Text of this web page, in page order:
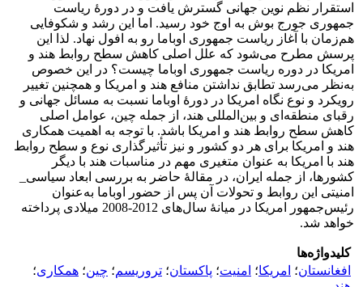
استقرار نظم نوین جهانی گسترش یافت و در دورۀ ریاست
جمهوری جورج بوش به اوج خود رسید. اما این رشد و شکوفایی
هم‌زمان با آغاز ریاست جمهوری اوباما رو به افول نهاد. لذا این
پرسش مطرح می‌شود که علل اصلی کاهش سطح روابط هند و
امریکا در دوره ریاست جمهوری اوباما چیست؟ در این خصوص
به‌نظر می‌رسد تطابق نداشتن منافع هند و امریکا و همچنین تغییر
رویکرد و نوع نگاه امریکا در دورۀ اوباما نسبت به مسائل جهانی و
رقبای منطقه‌ای و بین‌المللی هند، از جمله چین، عوامل اصلی
کاهش سطح روابط هند و امریکا باشد. با توجه به اهمیت همکاری
هند و امریکا برای هر دو کشور و نیز تأثیرگذاری نوع و سطح روابط
هند با امریکا به عنوان متغیری مهم در مناسبات هند با دیگر
کشورها، از جمله ایران، در مقالۀ حاضر به بررسی ابعاد سیاسی_
امنیتی این روابط و تحولات آن پس از حضور اوباما به‌عنوان
رئیس‌جمهور امریکا در میانۀ سال‌های 2012-2008 میلادی پرداخته
خواهد شد.
کلیدواژه‌ها
افغانستان؛ امریکا؛ امنیت؛ پاکستان؛ تروریسم؛ چین؛ همکاری؛